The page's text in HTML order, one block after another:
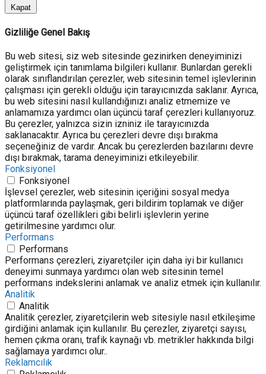
Kapat
Gizliliğe Genel Bakış
Bu web sitesi, siz web sitesinde gezinirken deneyiminizi
geliştirmek için tanımlama bilgileri kullanır. Bunlardan gerekli
olarak sınıflandırılan çerezler, web sitesinin temel işlevlerinin
çalışması için gerekli olduğu için tarayıcınızda saklanır. Ayrıca,
bu web sitesini nasıl kullandığınızı analiz etmemize ve
anlamamıza yardımcı olan üçüncü taraf çerezleri kullanıyoruz.
Bu çerezler, yalnızca sizin izniniz ile tarayıcınızda
saklanacaktır. Ayrıca bu çerezleri devre dışı bırakma
seçeneğiniz de vardır. Ancak bu çerezlerden bazılarını devre
dışı bırakmak, tarama deneyiminizi etkileyebilir.
Fonksiyonel
Fonksiyonel
İşlevsel çerezler, web sitesinin içeriğini sosyal medya
platformlarında paylaşmak, geri bildirim toplamak ve diğer
üçüncü taraf özellikleri gibi belirli işlevlerin yerine
getirilmesine yardımcı olur.
Performans
Performans
Performans çerezleri, ziyaretçiler için daha iyi bir kullanıcı
deneyimi sunmaya yardımcı olan web sitesinin temel
performans indekslerini anlamak ve analiz etmek için kullanılır.
Analitik
Analitik
Analitik çerezler, ziyaretçilerin web sitesiyle nasıl etkileşime
girdiğini anlamak için kullanılır. Bu çerezler, ziyaretçi sayısı,
hemen çıkma oranı, trafik kaynağı vb. metrikler hakkında bilgi
sağlamaya yardımcı olur..
Reklamcılık